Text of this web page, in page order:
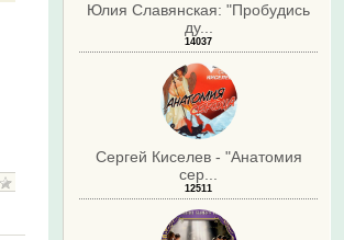
Юлия Славянская: "Пробудись
ду...
14037
Сергей Киселев - "Анатомия
сер...
12511